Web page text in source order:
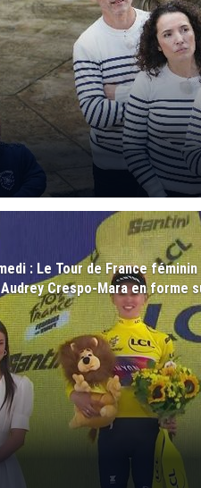
: Le Tour de France
Crespo-Mara en forme